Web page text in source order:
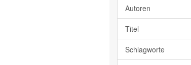
Autoren
Titel
Schlagworte